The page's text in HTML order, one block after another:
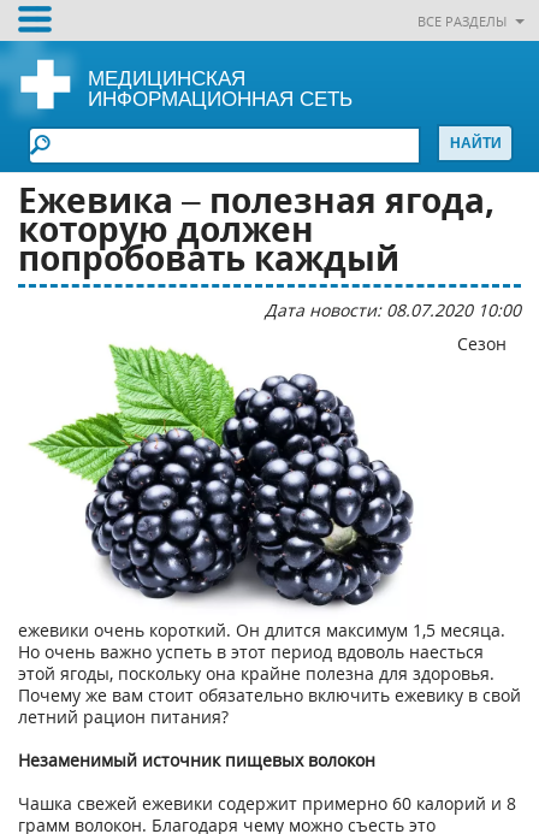
ВСЕ РАЗДЕЛЫ
МЕДИЦИНСКАЯ
ИНФОРМАЦИОННАЯ СЕТЬ
Ежевика – полезная ягода,
которую должен
попробовать каждый
Дата новости: 08.07.2020 10:00
Сезон
ежевики очень короткий. Он длится максимум 1,5 месяца.
Но очень важно успеть в этот период вдоволь наесться
этой ягоды, поскольку она крайне полезна для здоровья.
Почему же вам стоит обязательно включить ежевику в свой
летний рацион питания?
Незаменимый источник пищевых волокон
Чашка свежей ежевики содержит примерно 60 калорий и 8
грамм волокон. Благодаря чему можно съесть это